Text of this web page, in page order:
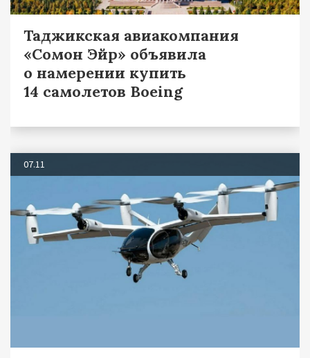
Таджикская авиакомпания
«Сомон Эйр» объявила
о намерении купить
14 самолетов Boeing
07.11